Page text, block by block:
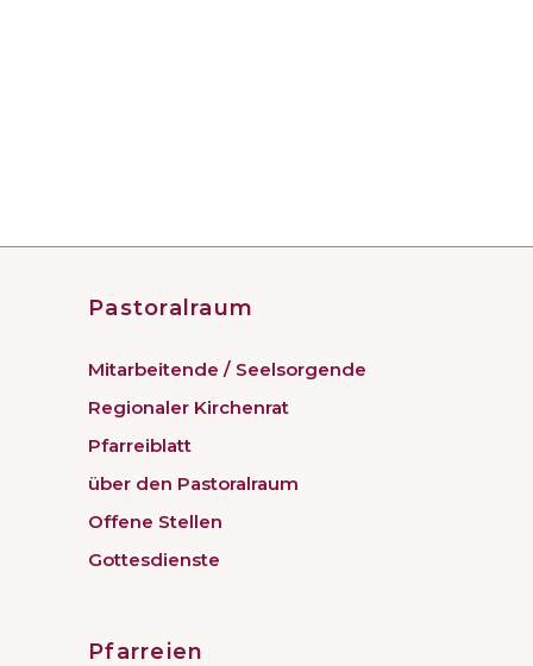
Pastoralraum
Mitarbeitende / Seelsorgende
Regionaler Kirchenrat
Pfarreiblatt
über den Pastoralraum
Offene Stellen
Gottesdienste
Pfarreien